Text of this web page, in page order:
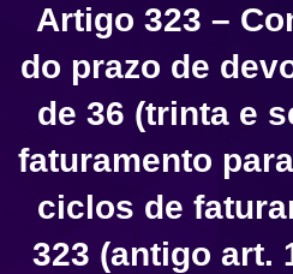
Artigo 323 –
do prazo de
de 36 (trinta e
faturamento
ciclos de
323 (antigo art.